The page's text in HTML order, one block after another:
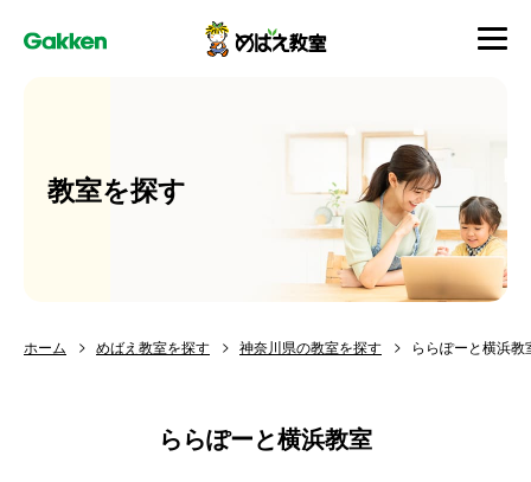
教室を探す
ホーム めばえ教室を探す 神奈川県の教室を探す ららぽーと横浜教
ららぽーと横浜教室